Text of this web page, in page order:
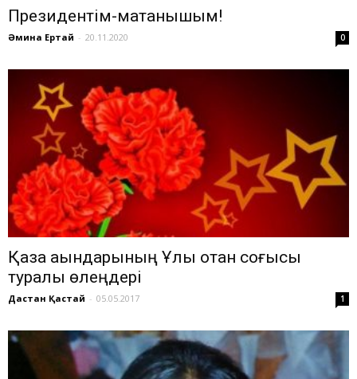
Президентім-мақтанышым!
Әмина Ертай - 20.11.2020 0
Қазақ ақындарының Ұлы отан соғысы
туралы өлеңдері
Дастан Қастай - 05.05.2017 1